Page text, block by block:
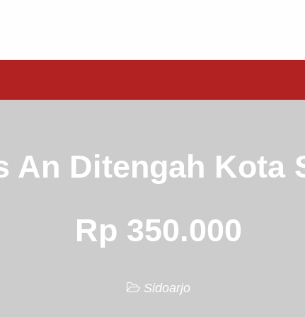
An Ditengah Kota
Rp 350.000
Sidoarjo